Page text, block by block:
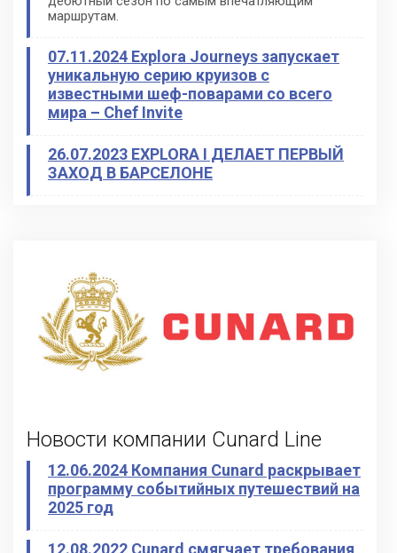
маршрутам.
07.11.2024 Explora Journeys запускает
уникальную серию круизов с
известными шеф-поварами со всего
мира – Chef Invitе
26.07.2023 EXPLORA I ДЕЛАЕТ ПЕРВЫЙ
ЗАХОД В БАРСЕЛОНЕ
Новости компании Cunard Line
12.06.2024 Компания Cunard раскрывает
программу событийных путешествий на
2025 год
12.08.2022 Cunard смягчает требования